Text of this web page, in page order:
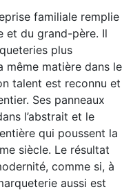
familiale remplie
et du grand-père. Il
plus
même matière dans le
talent est reconnu et
Ses panneaux
l’abstrait et le
qui poussent la
siècle. Le résultat
comme si, à
aussi est